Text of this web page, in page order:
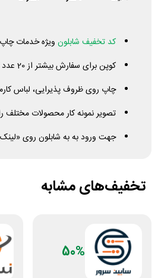
کد تخفیف شابلون ویژه خدمات
کوپن برای سفارش بیشتر از 20 عدد قابل استفاده می باشد
چاپ روی ظروف پذیرایی، لباس
تصویر نمونه کار محصولات مختلف
جهت ورود به به شابلون روی
تخفیف‌های مشابه
50%